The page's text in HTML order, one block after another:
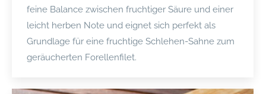
feine Balance zwischen fruchtiger Säure und einer
leicht herben Note und eignet sich perfekt als
Grundlage für eine fruchtige Schlehen-Sahne zum
geräucherten Forellenfilet.